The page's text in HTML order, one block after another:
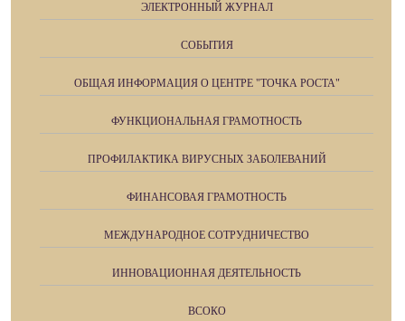
ЭЛЕКТРОННЫЙ ЖУРНАЛ
СОБЫТИЯ
ОБЩАЯ ИНФОРМАЦИЯ О ЦЕНТРЕ "ТОЧКА РОСТА"
ФУНКЦИОНАЛЬНАЯ ГРАМОТНОСТЬ
ПРОФИЛАКТИКА ВИРУСНЫХ ЗАБОЛЕВАНИЙ
ФИНАНСОВАЯ ГРАМОТНОСТЬ
МЕЖДУНАРОДНОЕ СОТРУДНИЧЕСТВО
ИННОВАЦИОННАЯ ДЕЯТЕЛЬНОСТЬ
ВСОКО